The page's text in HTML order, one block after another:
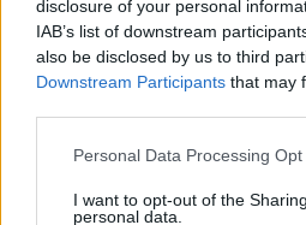
disclosure of your personal
IAB’s list of downstream
also be disclosed by us to third
Downstream Participants that may
Please note that this website/app
not limited to your visit or usage
Personal Data Processing
I want to opt-out of the
personal data.
אנחנו סוף סוף חוזרים